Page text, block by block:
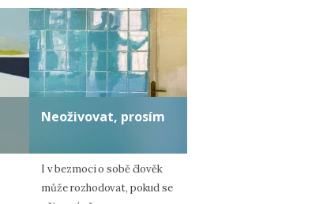
Neoživovat, prosím
I v bezmoci o sobě člověk
může rozhodovat, pokud se